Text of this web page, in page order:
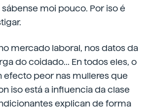
moi pouco. Por iso é
mercado laboral, nos datos da
do coidado... En todos eles, o
efecto peor nas mulleres que
iso está a influencia da clase
explican de forma